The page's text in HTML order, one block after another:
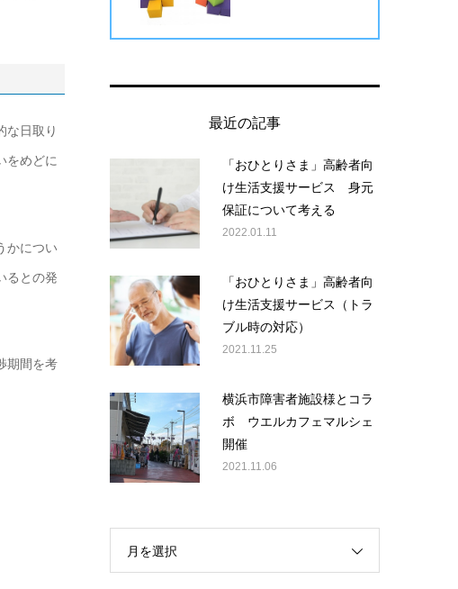
な日取り
をめどに
かについ
るとの発
期間を考
最近の記事
「おひとりさま」高齢者向
け生活支援サービス 身元
保証について考える
2022.01.11
「おひとりさま」高齢者向
け生活支援サービス（トラ
ブル時の対応）
2021.11.25
横浜市障害者施設様とコラ
ボ ウエルカフェマルシェ
開催
2021.11.06
月を選択